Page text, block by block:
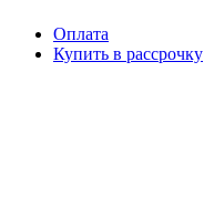
Оплата
Купить в рассрочку